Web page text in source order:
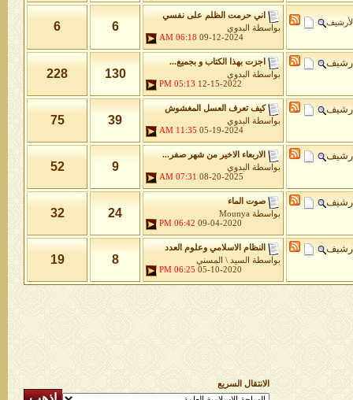
اني حرمت الظلم على نفسي
بواسطة
البدوي
09-12-2024
06:18 AM
6
6
اجزت بهذا الكتاب و بجميع...
بواسطة
البدوي
12-15-2022
05:13 PM
130
228
كيف تعرف العسل المغشوش
بواسطة
البدوي
05-19-2024
11:35 AM
39
75
الاربعاء الاخير من شهر صفر...
بواسطة
البدوي
08-20-2025
07:31 AM
9
52
صوت الماء
بواسطة Mounya
09-04-2020
06:42 PM
24
32
النظام الاسلامي وعلوم العدد
بواسطة
السيد \ المسني
05-10-2020
06:25 PM
8
19
الانتقال السريع